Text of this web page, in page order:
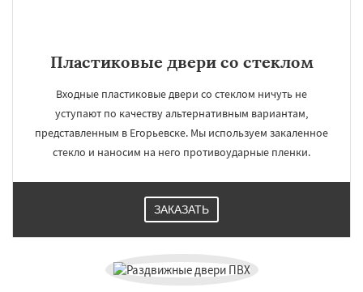
Пластиковые двери со стеклом
Входные пластиковые двери со стеклом ничуть не
уступают по качеству альтернативным вариантам,
представленным в Егорьевске. Мы используем закаленное
стекло и наносим на него противоударные пленки.
ЗАКАЗАТЬ